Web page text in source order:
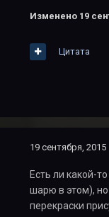
Изменено 19
Цитата
19 сентября, 2015
Есть ли какой-
шарю в этом), но
перекраски